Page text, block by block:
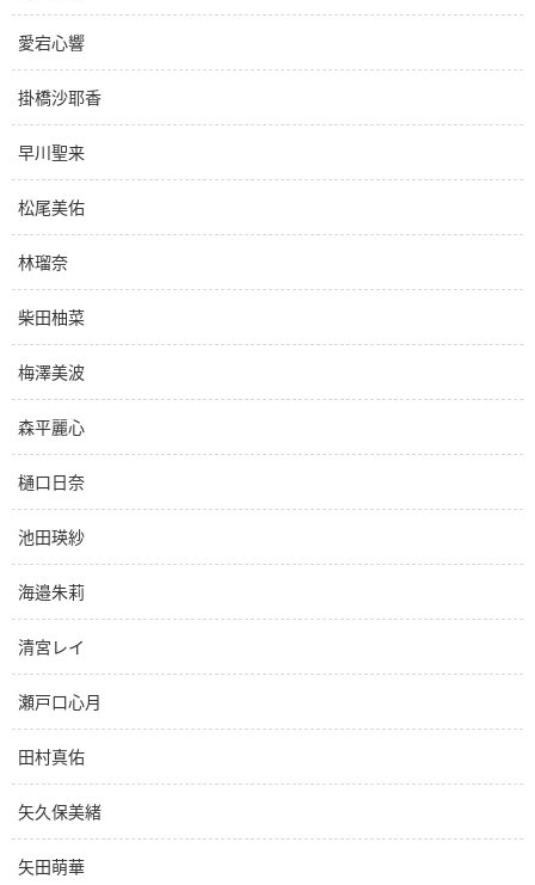
愛宕心響
掛橋沙耶香
早川聖来
松尾美佑
林瑠奈
柴田柚菜
梅澤美波
森平麗心
樋口日奈
池田瑛紗
海邉朱莉
清宮レイ
瀬戸口心月
田村真佑
矢久保美緒
矢田萌華